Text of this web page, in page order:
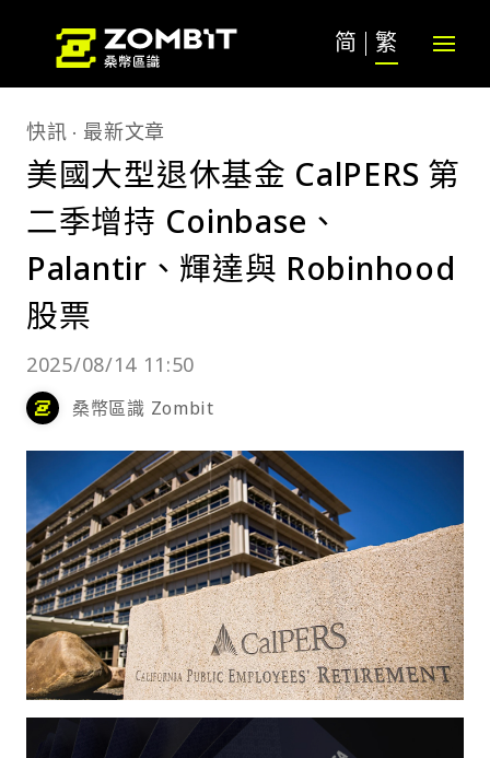
简 繁
快訊 最新文章
美國大型退休基金 CalPERS 第
二季增持 Coinbase、
Palantir、輝達與 Robinhood
股票
2025/08/14 11:50
桑幣區識 Zombit